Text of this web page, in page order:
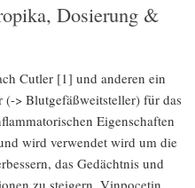
Dosierung &
Cutler [1] und anderen ein
(-> Blutgefäßweitsteller) für das
Eigenschaften
wird verwendet wird um die
das Gedächtnis und